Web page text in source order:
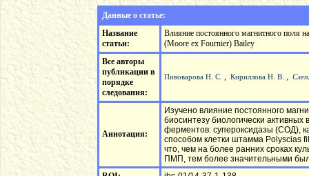
Данные о статье:
Название
статьи:
Влияние постоянного магнитного поля
(Moore ex Fournier) Bailey
Все авторы
публикации в
порядке
следования:
Пивоварова Н. С. , Кириллова Н. В. ,
Аннотация:
Изучено влияние постоянного
биосинтезу биологически
ферментов: супероксидазы (СОД),
способом клетки штамма Polyscias
что, чем на более ранних сроках
ПМП, тем более значительными